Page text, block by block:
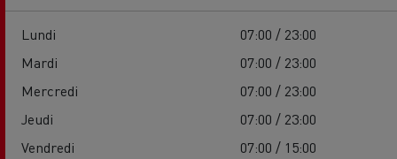
Lundi
07:00 / 23:00
Mardi
07:00 / 23:00
Mercredi
07:00 / 23:00
Jeudi
07:00 / 23:00
Vendredi
07:00 / 15:00